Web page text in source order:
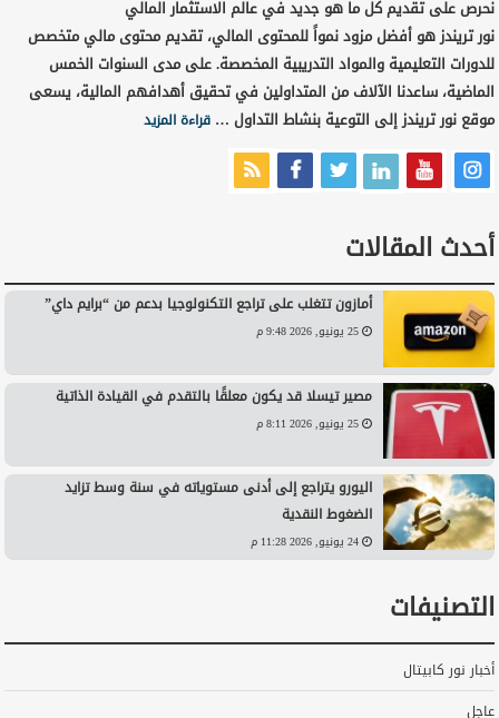
نحرص على تقديم كل ما هو جديد في عالم الاستثمار المالي
نور تريندز هو أفضل مزود نمواً للمحتوى المالي، تقديم محتوى مالي متخصص
للدورات التعليمية والمواد التدريبية المخصصة. على مدى السنوات الخمس
الماضية، ساعدنا الآلاف من المتداولين في تحقيق أهدافهم المالية، يسعى
موقع نور تريندز إلى التوعية بنشاط التداول …قراءة المزيد
أحدث المقالات
أمازون تتغلب على تراجع التكنولوجيا بدعم من “برايم داي”
25 يونيو, 2026 9:48 م
مصير تيسلا قد يكون معلقًا بالتقدم في القيادة الذاتية
25 يونيو, 2026 8:11 م
اليورو يتراجع إلى أدنى مستوياته في سنة وسط تزايد
الضغوط النقدية
24 يونيو, 2026 11:28 م
التصنيفات
أخبار نور كابيتال
عاجل